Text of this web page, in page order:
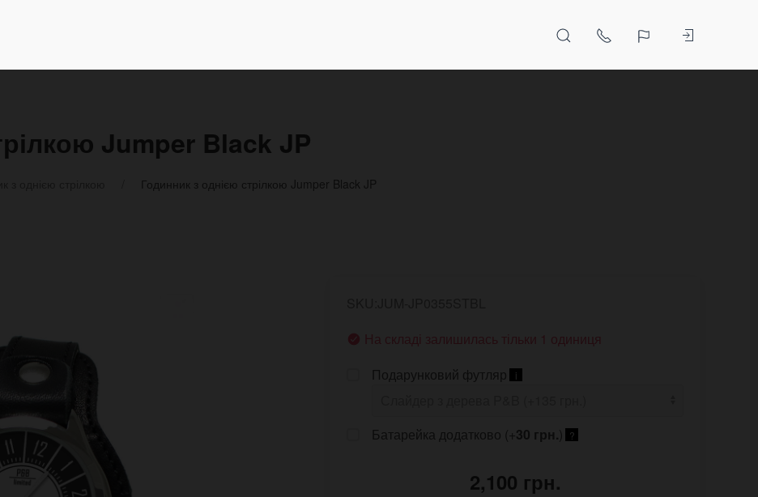
Jumper Black JP
Годинник з однією стрілкою Jumper Black JP
На складі залишилась тільки 1 одиниця
Подарунковий футляр
i
Батарейка додатково (+30 грн.) ?
2,100 грн.